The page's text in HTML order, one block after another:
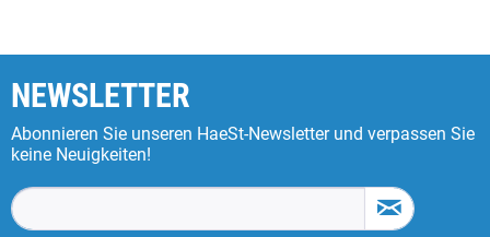
NEWSLETTER
Abonnieren Sie unseren HaeSt-Newsletter und verpassen Sie
keine Neuigkeiten!